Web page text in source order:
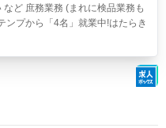
ど 庶務業務 (まれに検品業務も
ンプから「4名」就業中!はたらき